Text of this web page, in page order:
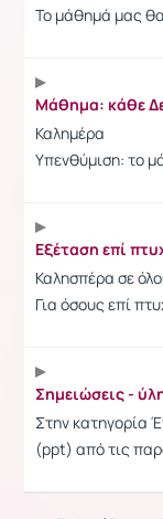
Το μάθημά μας θα
Καλημέρα
Υπενθύμιση: το
Εξέταση επί
Καλησπέρα σε
Για όσους επί
Σημειώσεις -
Στην κατηγορία
(ppt) από τις